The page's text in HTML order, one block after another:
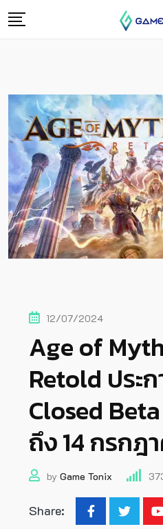
12/07/2024
Age of
Retold ประ
Closed
ถึง 14 กรกฎ
by Game Tonix
Share: